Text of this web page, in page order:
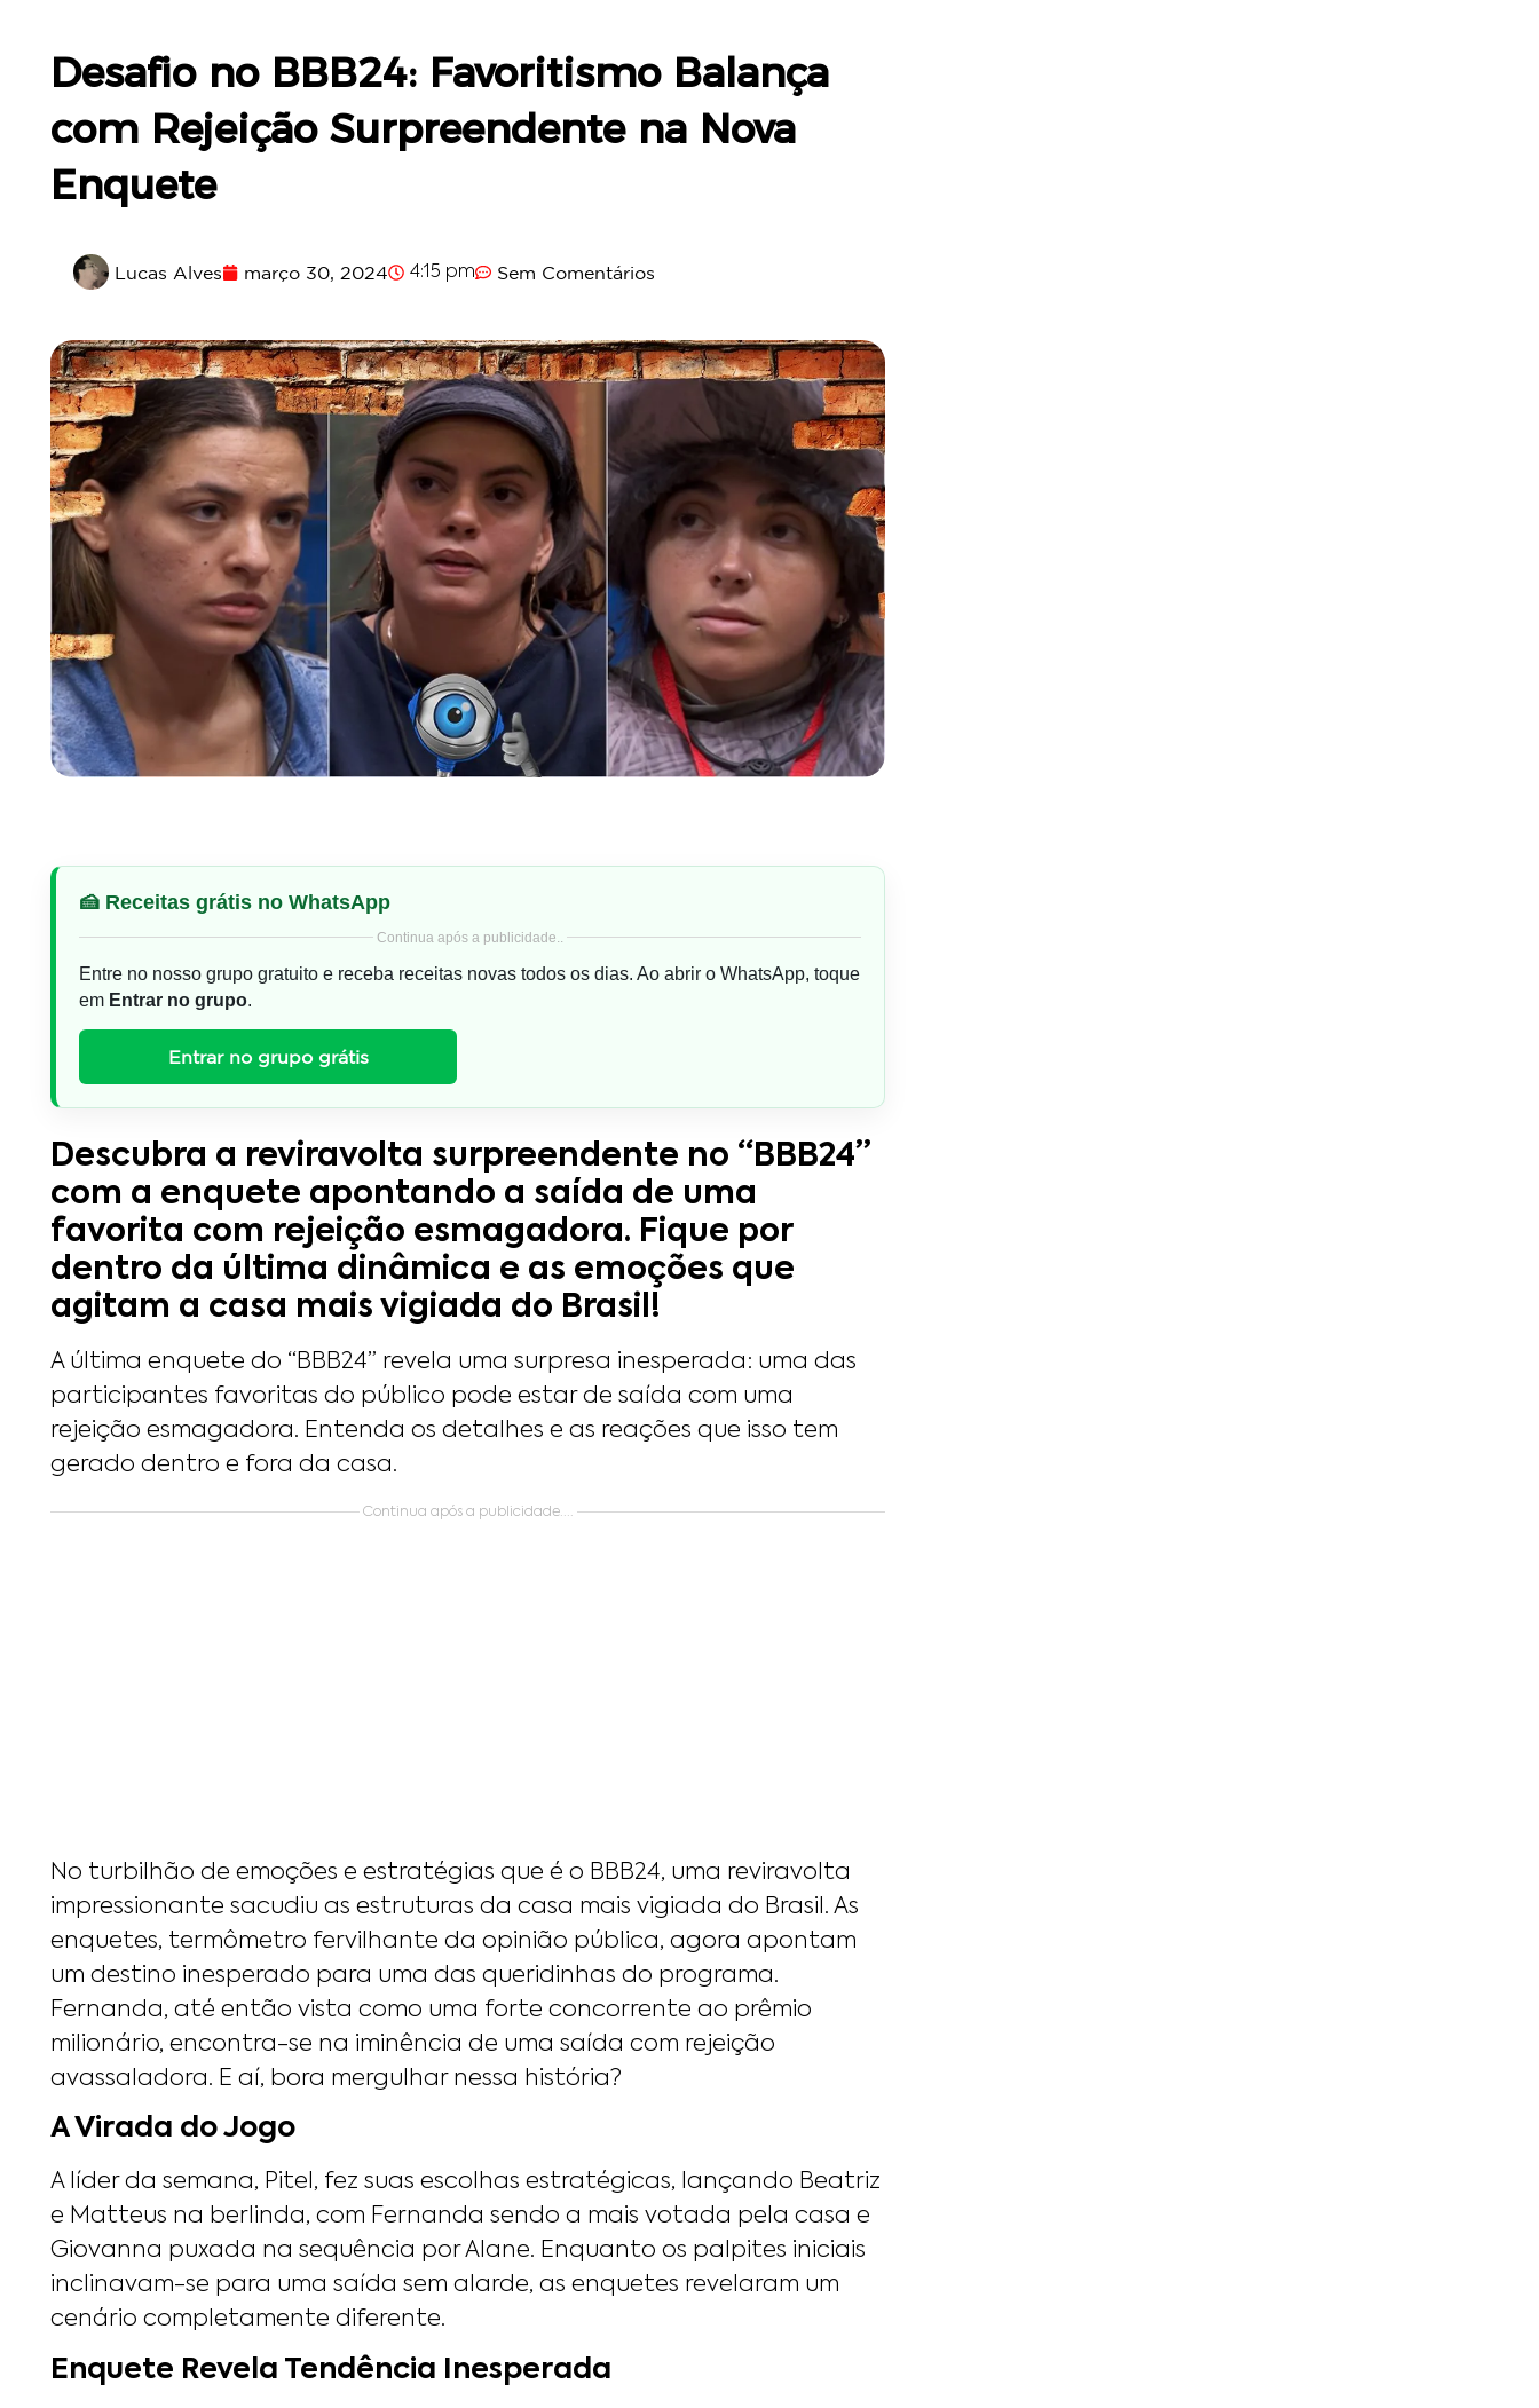
Desafio no BBB24: Favoritismo Balança
com Rejeição Surpreendente na Nova
Enquete
Lucas Alves março 30, 2024 4:15 pm Sem Comentários
🍰 Receitas grátis no WhatsApp
Continua após a publicidade..
Entre no nosso grupo gratuito e receba receitas novas todos os dias. Ao abrir o WhatsApp, toque
em Entrar no grupo.
Entrar no grupo grátis
Descubra a reviravolta surpreendente no “BBB24”
com a enquete apontando a saída de uma
favorita com rejeição esmagadora. Fique por
dentro da última dinâmica e as emoções que
agitam a casa mais vigiada do Brasil!
A última enquete do “BBB24” revela uma surpresa inesperada: uma das
participantes favoritas do público pode estar de saída com uma
rejeição esmagadora. Entenda os detalhes e as reações que isso tem
gerado dentro e fora da casa.
Continua após a publicidade....
No turbilhão de emoções e estratégias que é o BBB24, uma reviravolta
impressionante sacudiu as estruturas da casa mais vigiada do Brasil. As
enquetes, termômetro fervilhante da opinião pública, agora apontam
um destino inesperado para uma das queridinhas do programa.
Fernanda, até então vista como uma forte concorrente ao prêmio
milionário, encontra-se na iminência de uma saída com rejeição
avassaladora. E aí, bora mergulhar nessa história?
A Virada do Jogo
A líder da semana, Pitel, fez suas escolhas estratégicas, lançando Beatriz
e Matteus na berlinda, com Fernanda sendo a mais votada pela casa e
Giovanna puxada na sequência por Alane. Enquanto os palpites iniciais
inclinavam-se para uma saída sem alarde, as enquetes revelaram um
cenário completamente diferente.
Enquete Revela Tendência Inesperada